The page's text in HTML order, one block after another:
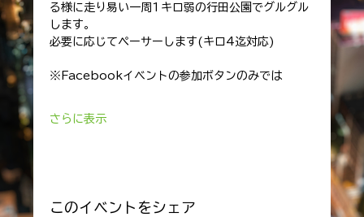
る様に走り易い一周1キロ弱の行田公園でグルグル
します。
必要に応じてペーサーします(キロ4迄対応)
※Facebookイベントの参加ボタンのみでは
さらに表示
このイベントをシェア